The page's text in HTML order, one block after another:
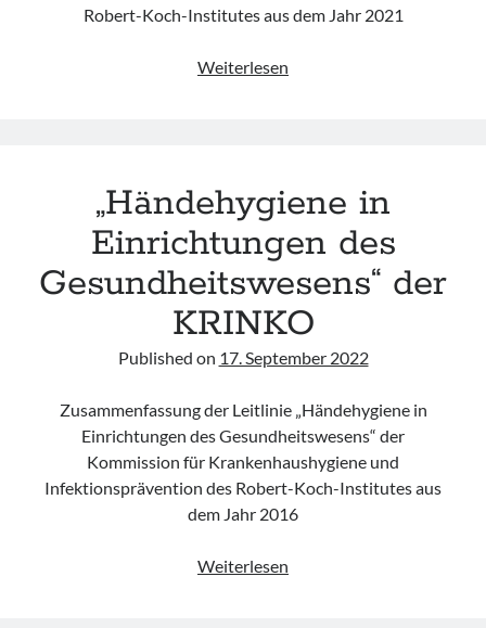
Robert-Koch-Institutes aus dem Jahr 2021
Weiterlesen
und
Behandlung
von
Patienten
mit
übertragbaren
Krankheiten“
KRINKO
„Händehygiene in
Einrichtungen des
Gesundheitswesens“ der
KRINKO
Published on 17. September 2022
Zusammenfassung der Leitlinie „Händehygiene in
Einrichtungen des Gesundheitswesens“ der
Kommission für Krankenhaushygiene und
Infektionsprävention des Robert-Koch-Institutes aus
dem Jahr 2016
Weiterlesen